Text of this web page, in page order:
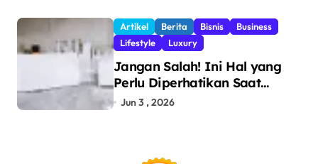
dan Pencegahan Barang
Ilegal
Artikel Berita Bisnis
Business
Lifestyle
Luxury
Jangan Salah! Ini Hal yang
Perlu Diperhatikan Saat
Pasang Big Slab
Jun 3 , 2026